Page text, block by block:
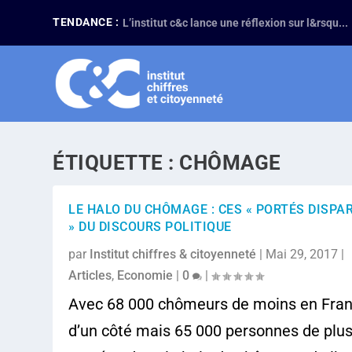
TENDANCE : L’institut c&c lance une réflexion sur l&rsqu...
ÉTIQUETTE : CHÔMAGE
LE HALO DU CHÔMAGE : CES « PORTÉS
» DU DISCOURS POLITIQUE
par Institut chiffres & citoyenneté Mai 29, 2017
Articles, Economie |0 |
Avec 68 000 chômeurs de moins en
d’un côté mais 65 000 personnes de plus